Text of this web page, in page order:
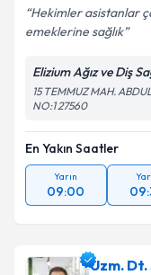
Hekimler asistanlar
emeklerine sağlık
Elizium Ağız ve Diş
15 TEMMUZ MAH.
NO:1 27560
En Yakın Saatler
Yarın
09:00
Uzm. Dt.